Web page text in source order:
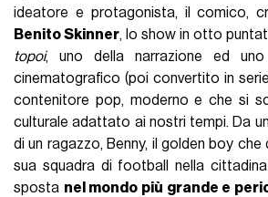
ideatore e protagonista, il comico,
Benito Skinner, lo show in otto
topoi, uno della narrazione ed
cinematografico (poi convertito in
contenitore pop, moderno e che si
culturale adattato ai nostri tempi. Da
di un ragazzo, Benny, il golden boy che
sua squadra di football nella cittadina
sposta nel mondo più grande e